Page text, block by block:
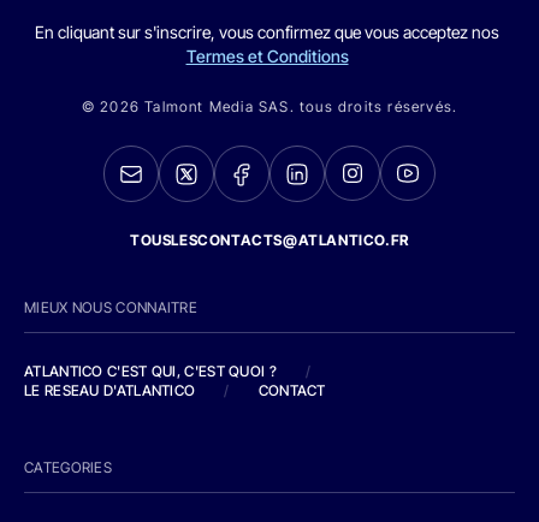
En cliquant sur s'inscrire, vous confirmez que vous acceptez nos
Termes et Conditions
© 2026 Talmont Media SAS. tous droits réservés.
TOUSLESCONTACTS@ATLANTICO.FR
MIEUX NOUS CONNAITRE
ATLANTICO C'EST QUI, C'EST QUOI ?
/
LE RESEAU D'ATLANTICO
/ CONTACT
CATEGORIES